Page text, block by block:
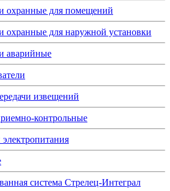
охранные для помещений
охранные для наружной установки
аварийные
извещений
контрольные
система Стрелец-Интеграл